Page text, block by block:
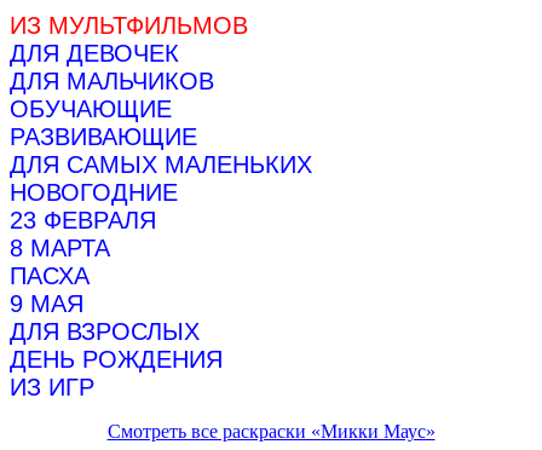
ИЗ МУЛЬТФИЛЬМОВ
ДЛЯ ДЕВОЧЕК
ДЛЯ МАЛЬЧИКОВ
ОБУЧАЮЩИЕ
РАЗВИВАЮЩИЕ
ДЛЯ САМЫХ МАЛЕНЬКИХ
НОВОГОДНИЕ
23 ФЕВРАЛЯ
8 МАРТА
ПАСХА
9 МАЯ
ДЛЯ ВЗРОСЛЫХ
ДЕНЬ РОЖДЕНИЯ
ИЗ ИГР
Смотреть все раскраски «Микки Маус»